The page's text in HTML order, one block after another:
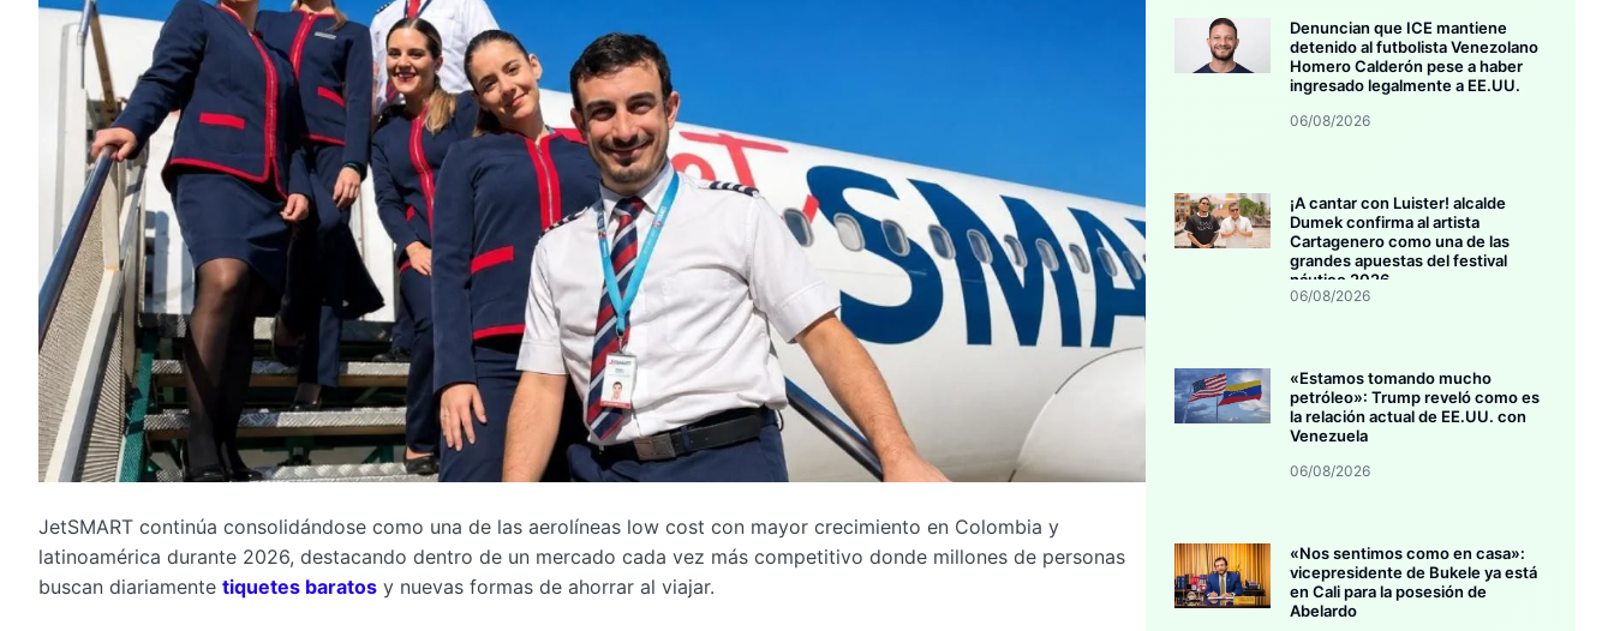
JetSMART continúa consolidándose como una de las aerolíneas low cost con mayor crecimiento en Colombia y
latinoamérica durante 2026, destacando dentro de un mercado cada vez más competitivo donde millones de personas
buscan diariamente tiquetes baratos y nuevas formas de ahorrar al viajar.
Denuncian que ICE mantiene
detenido al futbolista Venezolano
Homero Calderón pese a haber
ingresado legalmente a EE.UU.
06/08/2026
¡A cantar con Luister! alcalde
Dumek confirma al artista
Cartagenero como una de las
grandes apuestas del festival
náutico 2026
06/08/2026
«Estamos tomando mucho
petróleo»: Trump reveló como es
la relación actual de EE.UU. con
Venezuela
06/08/2026
«Nos sentimos como en casa»:
vicepresidente de Bukele ya está
en Cali para la posesión de
Abelardo